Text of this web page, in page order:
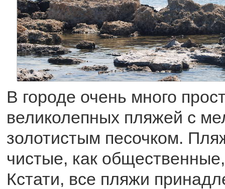
В городе очень много
великолепных пляжей с
золотистым песочком.
чистые, как
Кстати, все пляжи